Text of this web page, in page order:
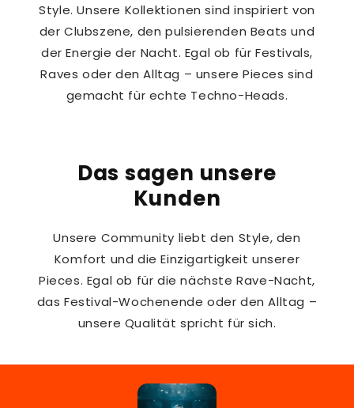
Style. Unsere Kollektionen sind inspiriert von
der Clubszene, den pulsierenden Beats und
der Energie der Nacht. Egal ob für Festivals,
Raves oder den Alltag – unsere Pieces sind
gemacht für echte Techno-Heads.
Das sagen unsere
Kunden
Unsere Community liebt den Style, den
Komfort und die Einzigartigkeit unserer
Pieces. Egal ob für die nächste Rave-Nacht,
das Festival-Wochenende oder den Alltag –
unsere Qualität spricht für sich.